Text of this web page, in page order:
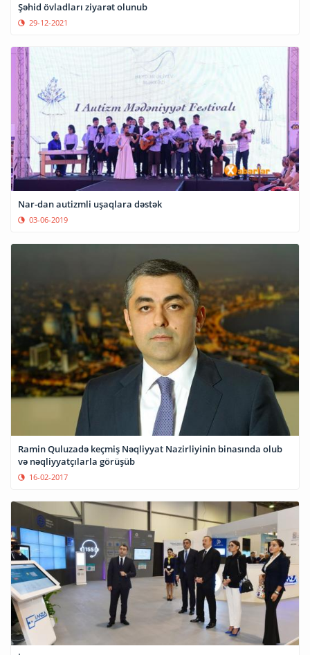
Şəhid övladları ziyarət olunub
29-12-2021
Nar-dan autizmli uşaqlara dəstək
03-06-2019
Ramin Quluzadə keçmiş Nəqliyyat Nazirliyinin binasında olub
və nəqliyyatçılarla görüşüb
16-02-2017